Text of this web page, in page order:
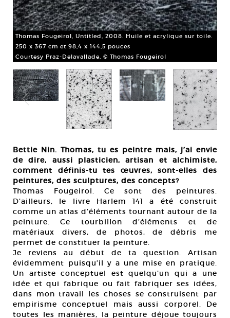
Thomas Fougeirol, Untitled, 2008. Huile et acrylique sur toile.
250 x 367 cm et 98,4 x 144,5 pouces
Courtesy Praz-Delavallade, © Thomas Fougeirol
Bettie Nin. Thomas, tu es peintre mais, j’ai envie
de dire, aussi plasticien, artisan et alchimiste,
comment définis-tu tes œuvres, sont-elles des
peintures, des sculptures, des concepts?
Thomas Fougeirol. Ce sont des peintures.
D’ailleurs, le livre Harlem 141 a été construit
comme un atlas d’éléments tournant autour de la
peinture. Ce tourbillon d’éléments et de
matériaux divers, de photos, de débris me
permet de constituer la peinture.
Je reviens au début de ta question. Artisan
évidemment puisqu’il y a une mise en pratique.
Un artiste conceptuel est quelqu’un qui a une
idée et qui fabrique ou fait fabriquer ses idées,
dans mon travail les choses se construisent par
empirisme conceptuel mais aussi corporel. De
toutes les manières, la peinture déjoue toujours